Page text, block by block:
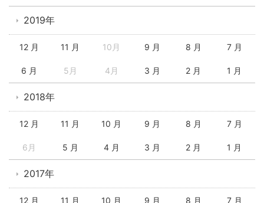
2019年
12 月 11 月 10月 9 月 8 月 7 月
6 月 5月 4月 3 月 2 月 1 月
2018年
12 月 11 月 10 月 9 月 8 月 7 月
6月 5 月 4 月 3 月 2 月 1 月
2017年
12 月 11 月 10 月 9 月 8 月 7 月